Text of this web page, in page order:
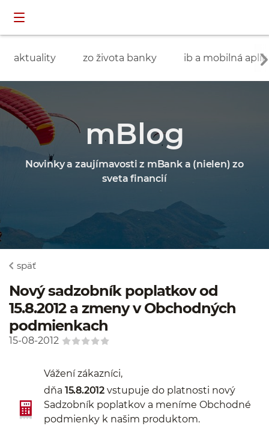
aktuality zo života banky ib a mobilná
mBlog
Novinky a zaujímavosti z mBank a (nielen) zo
sveta financií
späť
Nový sadzobník poplatkov od
15.8.2012 a zmeny v Obchodných
podmienkach
15-08-2012
Vážení zákazníci,
dňa 15.8.2012 vstupuje do platnosti nový
Sadzobník poplatkov a meníme Obchodné
podmienky k našim produktom.